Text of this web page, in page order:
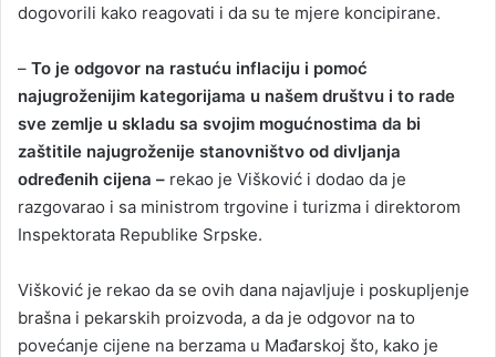
dogovorili kako reagovati i da su te mjere koncipirane.
– To je odgovor na rastuću inflaciju i pomoć
najugroženijim kategorijama u našem društvu i to rade
sve zemlje u skladu sa svojim mogućnostima da bi
zaštitile najugroženije stanovništvo od divljanja
određenih cijena – rekao je Višković i dodao da je
razgovarao i sa ministrom trgovine i turizma i direktorom
Inspektorata Republike Srpske.
Višković je rekao da se ovih dana najavljuje i poskupljenje
brašna i pekarskih proizvoda, a da je odgovor na to
povećanje cijene na berzama u Mađarskoj što, kako je